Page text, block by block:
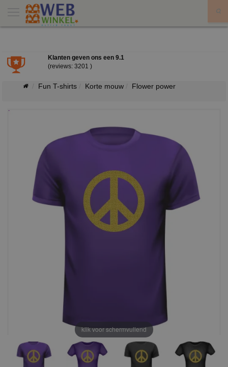
Klanten geven ons een 9.1
(reviews: 3201 )
Fun T-shirts Korte mouw Flower power
klik voor schermvullend